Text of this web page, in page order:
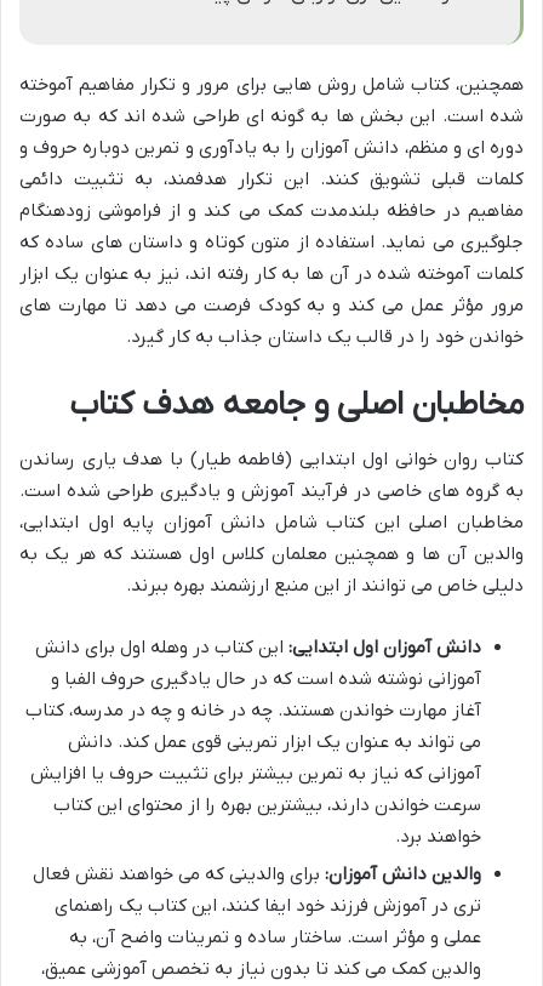
همچنین، کتاب شامل روش هایی برای مرور و تکرار مفاهیم آموخته
شده است. این بخش ها به گونه ای طراحی شده اند که به صورت
دوره ای و منظم، دانش آموزان را به یادآوری و تمرین دوباره حروف و
کلمات قبلی تشویق کنند. این تکرار هدفمند، به تثبیت دائمی
مفاهیم در حافظه بلندمدت کمک می کند و از فراموشی زودهنگام
جلوگیری می نماید. استفاده از متون کوتاه و داستان های ساده که
کلمات آموخته شده در آن ها به کار رفته اند، نیز به عنوان یک ابزار
مرور مؤثر عمل می کند و به کودک فرصت می دهد تا مهارت های
خواندن خود را در قالب یک داستان جذاب به کار گیرد.
مخاطبان اصلی و جامعه هدف کتاب
کتاب روان خوانی اول ابتدایی (فاطمه طیار) با هدف یاری رساندن
به گروه های خاصی در فرآیند آموزش و یادگیری طراحی شده است.
مخاطبان اصلی این کتاب شامل دانش آموزان پایه اول ابتدایی،
والدین آن ها و همچنین معلمان کلاس اول هستند که هر یک به
دلیلی خاص می توانند از این منبع ارزشمند بهره ببرند.
دانش آموزان اول ابتدایی: این کتاب در وهله اول برای دانش
آموزانی نوشته شده است که در حال یادگیری حروف الفبا و
آغاز مهارت خواندن هستند. چه در خانه و چه در مدرسه، کتاب
می تواند به عنوان یک ابزار تمرینی قوی عمل کند. دانش
آموزانی که نیاز به تمرین بیشتر برای تثبیت حروف یا افزایش
سرعت خواندن دارند، بیشترین بهره را از محتوای این کتاب
خواهند برد.
والدین دانش آموزان: برای والدینی که می خواهند نقش فعال
تری در آموزش فرزند خود ایفا کنند، این کتاب یک راهنمای
عملی و مؤثر است. ساختار ساده و تمرینات واضح آن، به
والدین کمک می کند تا بدون نیاز به تخصص آموزشی عمیق،